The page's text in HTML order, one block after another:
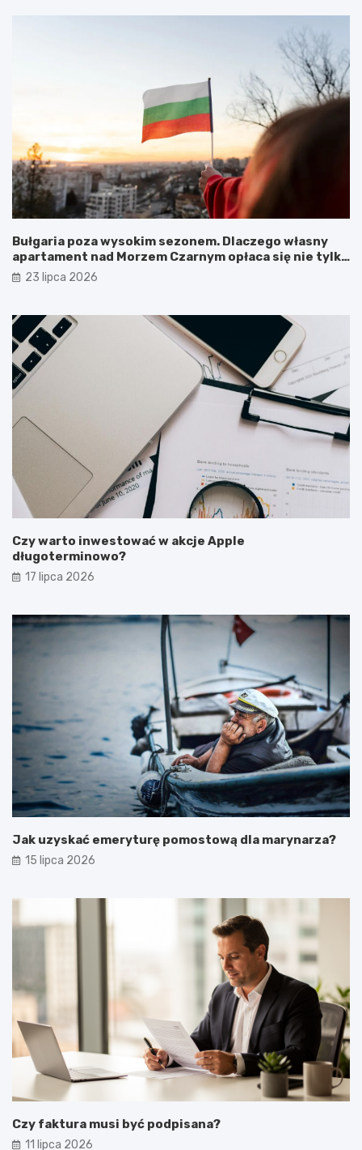
Bułgaria poza wysokim sezonem. Dlaczego własny
apartament nad Morzem Czarnym opłaca się nie tylko
latem?
23 lipca 2026
Czy warto inwestować w akcje Apple
długoterminowo?
17 lipca 2026
Jak uzyskać emeryturę pomostową dla marynarza?
15 lipca 2026
Czy faktura musi być podpisana?
11 lipca 2026